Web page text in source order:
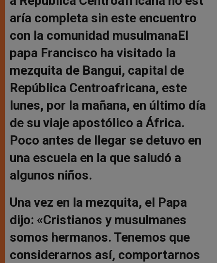
aría completa sin este encuentro
con la comunidad musulmanaEl
papa Francisco ha visitado la
mezquita de Bangui, capital de
República Centroafricana, este
lunes, por la mañana, en último día
de su viaje apostólico a África.
Poco antes de llegar se detuvo en
una escuela en la que saludó a
algunos niños.
Una vez en la mezquita, el Papa
dijo: «Cristianos y musulmanes
somos hermanos. Tenemos que
considerarnos así, comportarnos